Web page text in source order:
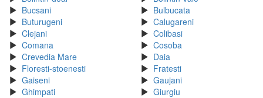
Bucsani
Bulbucata
Buturugeni
Calugareni
Clejani
Colibasi
Comana
Cosoba
Crevedia Mare
Daia
Floresti-stoenesti
Fratesti
Gaiseni
Gaujani
Ghimpati
Giurgiu